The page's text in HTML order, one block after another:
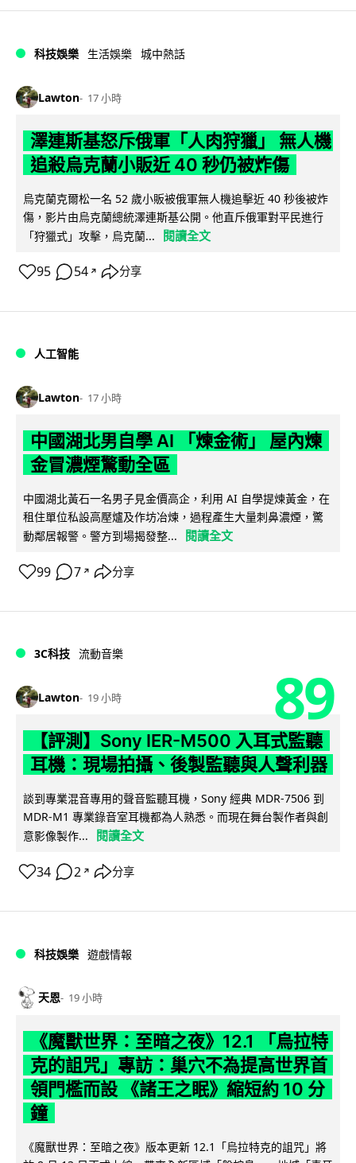
科技娛樂 生活娛樂 城中熱話
Lawton 17 小時
澤連斯基怒斥俄軍「人肉狩獵」 無人機
追殺烏克蘭小販近 40 秒仍被炸傷
烏克蘭克爾松一名 52 歲小販被俄軍無人機追擊近 40 秒後被炸
傷，影片由烏克蘭總統澤連斯基公開。他直斥俄軍對平民進行
「狩獵式」攻擊，烏克蘭...
閱讀全文
95 54 ↗ 分享
人工智能
Lawton 17 小時
中國湖北男自學 AI 「煉金術」 屋內煉
金冒濃煙驚動全區
中國湖北黃石一名男子見金價高企，利用 AI 自學提煉黃金，在
租住單位私設高壓爐及作坊冶煉，過程產生大量刺鼻濃煙，驚
動鄰居報警。警方到場揭發整...
閱讀全文
99 7 ↗ 分享
3C科技 流動音樂
Lawton 19 小時 89
【評測】Sony IER-M500 入耳式監聽
耳機：現場拍攝、後製監聽與人聲利器
談到專業混音專用的聲音監聽耳機，Sony 經典 MDR-7506 到
MDR-M1 專業錄音室耳機都為人熟悉。而現在舞台製作者與創
意影像製作...
閱讀全文
34 2 ↗ 分享
科技娛樂 遊戲情報
天恩 19 小時
《魔獸世界：至暗之夜》12.1 「烏拉特
克的詛咒」專訪：巢穴不為提高世界首
領門檻而設 《諸王之眠》縮短約 10 分
鐘
《魔獸世界：至暗之夜》版本更新 12.1「烏拉特克的詛咒」將